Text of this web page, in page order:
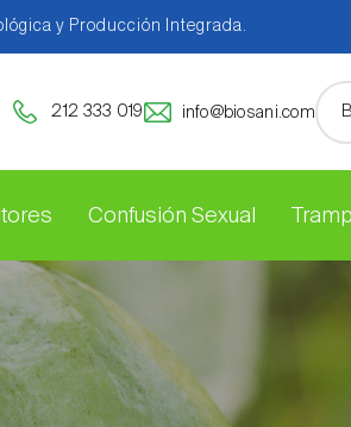
y Producción Integrada.
212 333 019 info@biosani.com
Confusión Sexual